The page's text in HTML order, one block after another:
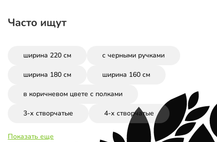
Часто ищут
ширина 220 см с черными ручками
ширина 180 см ширина 160 см
в коричневом цвете с полками
3-х створчатые 4-х створчатые
Показать еще